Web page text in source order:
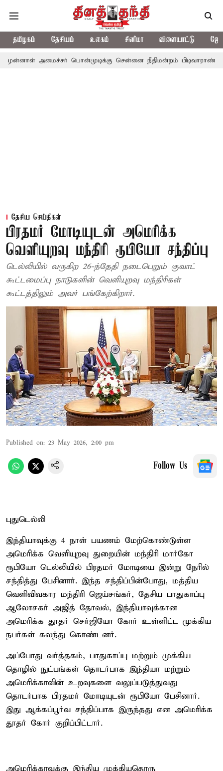
தமிழகம் தேசியம் உலகம் சினிமா விளையாட்டு
பொன்முடிக்கு சென்னை நீதிமன்றம் பிடிவாராண்ட்
தேசிய செய்திகள்
பிரதமர் மோடியுடன் அமெரிக்க
வெளியுறவு மந்திரி ரூபியோ சந்திப்பு
டெல்லியில் வருகிற 26-ந்தேதி நடைபெறும் குவாட்
கூட்டமைப்பு நாடுகளின் வெளியுறவு மந்திரிகள்
கூட்டத்திலும் அவர் பங்கேற்கிறார்.
Published on: 23 May 2026, 2:00 pm
Follow Us
புதுடெல்லி
இந்தியாவுக்கு 4 நாள் பயணம் மேற்கொண்டுள்ள
அமெரிக்க வெளியுறவு துறையின் மந்திரி மார்கோ
ரூபியோ டெல்லியில் பிரதமர் மோடியை இன்று நேரில்
சந்தித்து பேசினார். இந்த சந்திப்பின்போது, மத்திய
வெளிவிவகார மந்திரி ஜெய்சங்கர், தேசிய பாதுகாப்பு
ஆலோசகர் அஜித் தோவல், இந்தியாவுக்கான
அமெரிக்க தூதர் செர்ஜியோ கோர் உள்ளிட்ட முக்கிய
நபர்கள் கலந்து கொண்டனர்.
அப்போது வர்த்தகம், பாதுகாப்பு மற்றும் முக்கிய
தொழில் நுட்பங்கள் தொடர்பாக இந்தியா மற்றும்
அமெரிக்காவின் உறவுகளை வலுப்படுத்துவது
தொடர்பாக பிரதமர் மோடியுடன் ரூபியோ பேசினார்.
இது ஆக்கப்பூர்வ சந்திப்பாக இருந்தது என அமெரிக்க
தூதர் கோர் குறிப்பிட்டார்.
அமெரிக்காவுக்கு இந்திய முக்கியதொரு